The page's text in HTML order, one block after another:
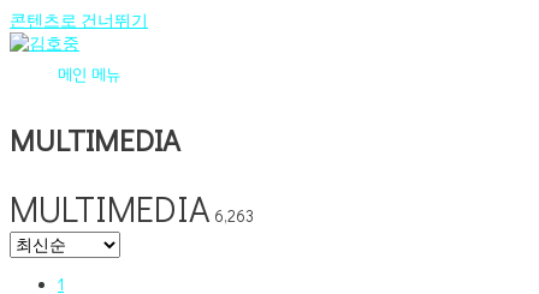
콘텐츠로 건너뛰기
메인 메뉴
MULTIMEDIA
MULTIMEDIA 6,263
1